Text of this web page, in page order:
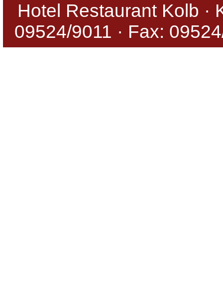
Hotel Restaurant Kolb ·
09524/9011 · Fax: